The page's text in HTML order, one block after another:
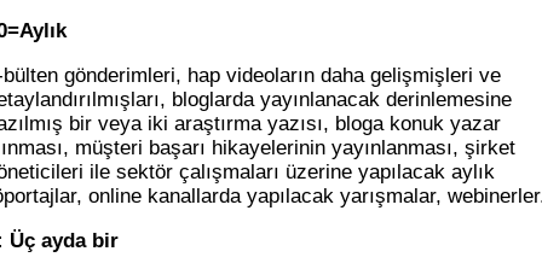
gönderimleri, hap videoların daha gelişmişleri ve
bloglarda yayınlanacak derinlemesine
bir veya iki araştırma yazısı, bloga konuk yazar
müşteri başarı hikayelerinin yayınlanması, şirket
ile sektör çalışmaları üzerine yapılacak aylık
online kanallarda yapılacak yarışmalar,
Üç ayda bir